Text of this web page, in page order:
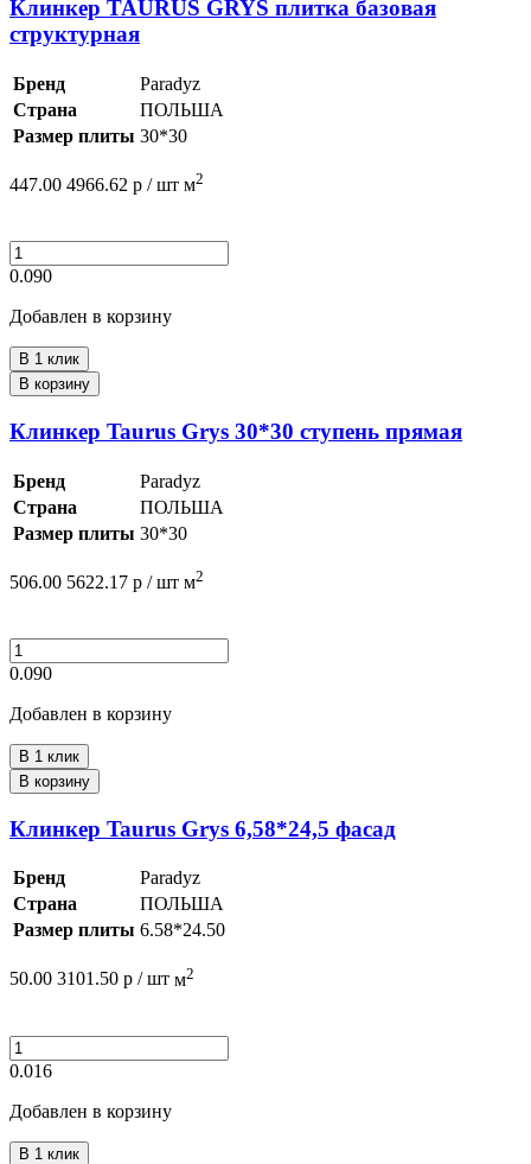
Клинкер TAURUS GRYS плитка базовая
структурная
Бренд
Paradyz
Страна
ПОЛЬША
Размер плиты 30*30
447.00 4966.62 р / шт м2
0.090
Добавлен в корзину
В 1 клик
В корзину
Клинкер Taurus Grys 30*30 ступень прямая
Бренд
Paradyz
Страна
ПОЛЬША
Размер плиты 30*30
506.00 5622.17 р / шт м2
0.090
Добавлен в корзину
В 1 клик
В корзину
Клинкер Taurus Grys 6,58*24,5 фасад
Бренд
Paradyz
Страна
ПОЛЬША
Размер плиты 6.58*24.50
50.00 3101.50 р / шт м2
0.016
Добавлен в корзину
В 1 клик